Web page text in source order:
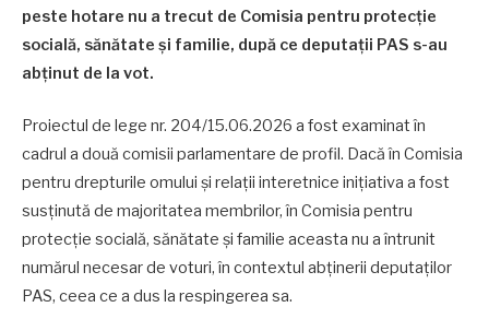
peste hotare nu a trecut de Comisia pentru protecție
socială, sănătate și familie, după ce deputații PAS s-au
abținut de la vot.
Proiectul de lege nr. 204/15.06.2026 a fost examinat în
cadrul a două comisii parlamentare de profil. Dacă în Comisia
pentru drepturile omului și relații interetnice inițiativa a fost
susținută de majoritatea membrilor, în Comisia pentru
protecție socială, sănătate și familie aceasta nu a întrunit
numărul necesar de voturi, în contextul abținerii deputaților
PAS, ceea ce a dus la respingerea sa.